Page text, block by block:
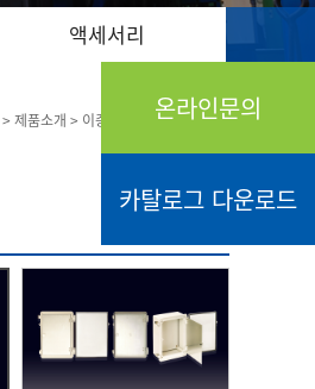
온라인문의
카탈로그 다운로드
액세서리
> 제품소개 > 이중도어 Copy URL